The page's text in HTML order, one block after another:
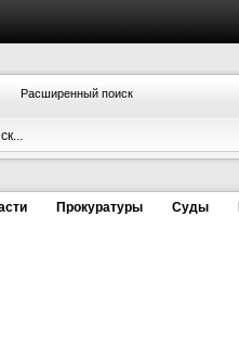
Расширенный поиск
Прокуратуры Суды